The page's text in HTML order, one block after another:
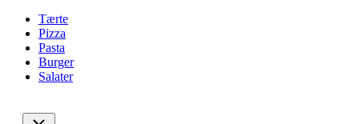
Tærte
Pizza
Pasta
Burger
Salater